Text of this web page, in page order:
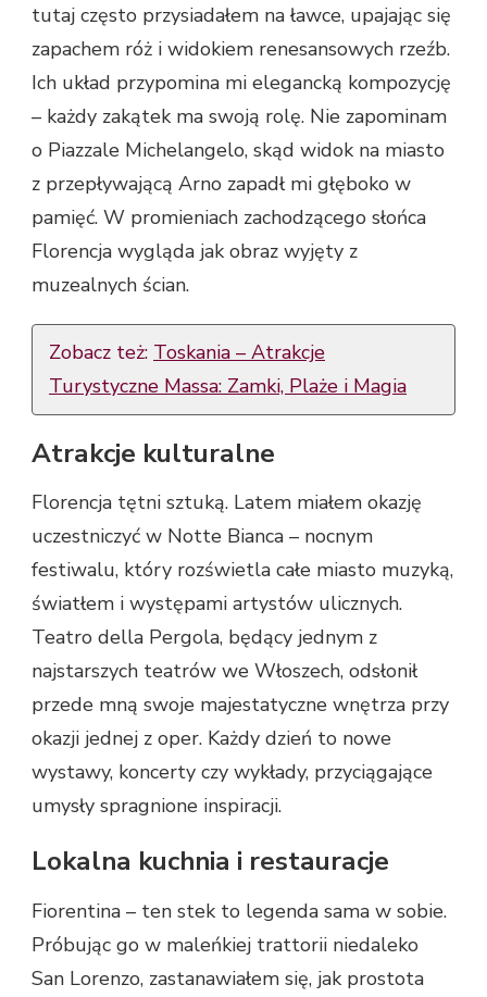
tutaj często przysiadałem na ławce, upajając się
zapachem róż i widokiem renesansowych rzeźb.
Ich układ przypomina mi elegancką kompozycję
– każdy zakątek ma swoją rolę. Nie zapominam
o Piazzale Michelangelo, skąd widok na miasto
z przepływającą Arno zapadł mi głęboko w
pamięć. W promieniach zachodzącego słońca
Florencja wygląda jak obraz wyjęty z
muzealnych ścian.
Zobacz też: Toskania – Atrakcje
Turystyczne Massa: Zamki, Plaże i Magia
Atrakcje kulturalne
Florencja tętni sztuką. Latem miałem okazję
uczestniczyć w Notte Bianca – nocnym
festiwalu, który rozświetla całe miasto muzyką,
światłem i występami artystów ulicznych.
Teatro della Pergola, będący jednym z
najstarszych teatrów we Włoszech, odsłonił
przede mną swoje majestatyczne wnętrza przy
okazji jednej z oper. Każdy dzień to nowe
wystawy, koncerty czy wykłady, przyciągające
umysły spragnione inspiracji.
Lokalna kuchnia i restauracje
Fiorentina – ten stek to legenda sama w sobie.
Próbując go w maleńkiej trattorii niedaleko
San Lorenzo, zastanawiałem się, jak prostota